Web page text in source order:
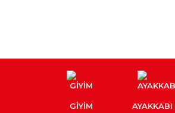
GİYİM AYAKKABI